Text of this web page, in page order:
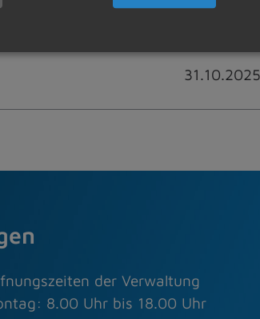
31.10.2025
der Verwaltung
8.00 Uhr bis 18.00 Uhr